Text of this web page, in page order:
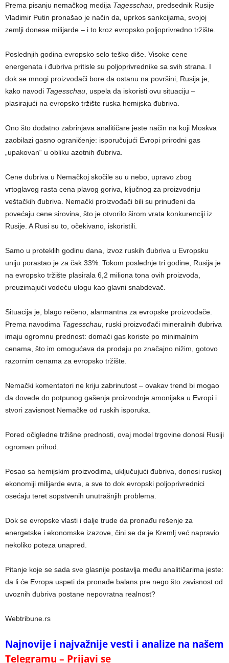
Prema pisanju nemačkog medija Tagesschau , predsednik Rusije
Vladimir Putin pronašao je način da, uprkos sankcijama, svojoj
zemlji donese milijarde – i to kroz evropsko poljoprivredno tržište.
Poslednjih godina evropsko selo teško diše. Visoke cene
energenata i đubriva pritisle su poljoprivrednike sa svih strana. I
dok se mnogi proizvođači bore da ostanu na površini, Rusija je,
kako navodi Tagesschau , uspela da iskoristi ovu situaciju –
plasirajući na evropsko tržište ruska hemijska đubriva.
Ono što dodatno zabrinjava analitičare jeste način na koji Moskva
zaobilazi gasno ograničenje: isporučujući Evropi prirodni gas
„upakovan“ u obliku azotnih đubriva.
Cene đubriva u Nemačkoj skočile su u nebo, upravo zbog
vrtoglavog rasta cena plavog goriva, ključnog za proizvodnju
veštačkih đubriva. Nemački proizvođači bili su prinuđeni da
povećaju cene sirovina, što je otvorilo širom vrata konkurenciji iz
Rusije. A Rusi su to, očekivano, iskoristili.
Samo u proteklih godinu dana, izvoz ruskih đubriva u Evropsku
uniju porastao je za čak 33%. Tokom poslednje tri godine, Rusija je
na evropsko tržište plasirala 6,2 miliona tona ovih proizvoda,
preuzimajući vodeću ulogu kao glavni snabdevač.
Situacija je, blago rečeno, alarmantna za evropske proizvođače.
Prema navodima Tagesschau , ruski proizvođači mineralnih đubriva
imaju ogromnu prednost: domaći gas koriste po minimalnim
cenama, što im omogućava da prodaju po značajno nižim, gotovo
razornim cenama za evropsko tržište.
Nemački komentatori ne kriju zabrinutost – ovakav trend bi mogao
da dovede do potpunog gašenja proizvodnje amonijaka u Evropi i
stvori zavisnost Nemačke od ruskih isporuka.
Pored očigledne tržišne prednosti, ovaj model trgovine donosi Rusiji
ogroman prihod.
Posao sa hemijskim proizvodima, uključujući đubriva, donosi ruskoj
ekonomiji milijarde evra, a sve to dok evropski poljoprivrednici
osećaju teret sopstvenih unutrašnjih problema.
Dok se evropske vlasti i dalje trude da pronađu rešenje za
energetske i ekonomske izazove, čini se da je Kremlj već napravio
nekoliko poteza unapred.
Pitanje koje se sada sve glasnije postavlja među analitičarima jeste:
da li će Evropa uspeti da pronađe balans pre nego što zavisnost od
uvoznih đubriva postane nepovratna realnost?
Webtribune.rs
Najnovije i najvažnije vesti i analize na našem
Telegramu – Prijavi se